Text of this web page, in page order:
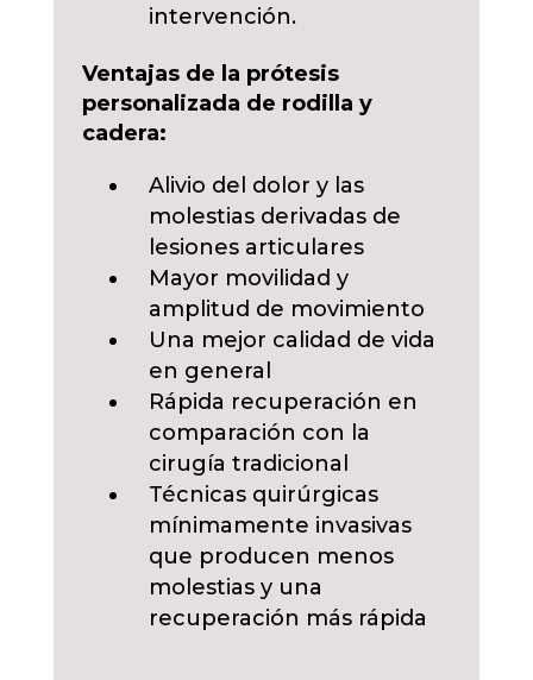
intervención.
Ventajas de la prótesis
personalizada de rodilla y
cadera:
Alivio del dolor y las
molestias derivadas de
lesiones articulares
Mayor movilidad y
amplitud de movimiento
Una mejor calidad de vida
en general
Rápida recuperación en
comparación con la
cirugía tradicional
Técnicas quirúrgicas
mínimamente invasivas
que producen menos
molestias y una
recuperación más rápida